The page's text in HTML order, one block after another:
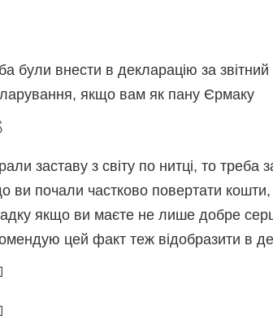
були внести в декларацію за
якщо вам як пану Єрмаку
заставу з світу по нитці, то
ви почали частково повертати
якщо ви маєте не лише добре
цей факт теж відобразити в